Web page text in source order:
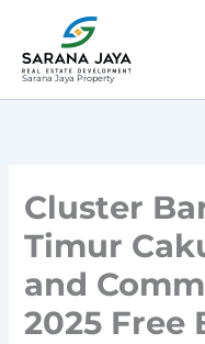
konten
Sarana Jaya Property
Cluster
Timur
and
2025 Free